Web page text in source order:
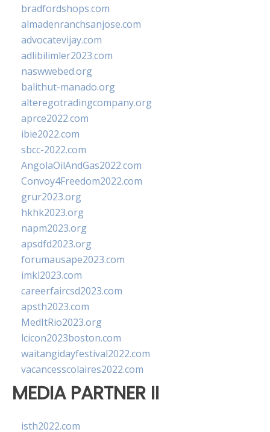
bradfordshops.com
almadenranchsanjose.com
advocatevijay.com
adlibilimler2023.com
naswwebed.org
balithut-manado.org
alteregotradingcompany.org
aprce2022.com
ibie2022.com
sbcc-2022.com
AngolaOilAndGas2022.com
Convoy4Freedom2022.com
grur2023.org
hkhk2023.org
napm2023.org
apsdfd2023.org
forumausape2023.com
imkl2023.com
careerfaircsd2023.com
apsth2023.com
MedItRio2023.org
lcicon2023boston.com
waitangidayfestival2022.com
vacancesscolaires2022.com
MEDIA PARTNER II
isth2022.com